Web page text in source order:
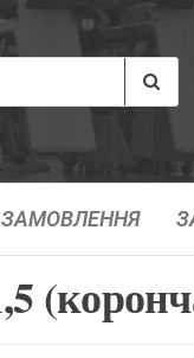
ЗАМОВЛЕННЯ